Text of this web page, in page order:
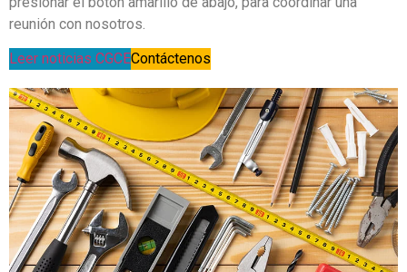
reunión con nosotros.
Leer noticias CGCEContáctenos